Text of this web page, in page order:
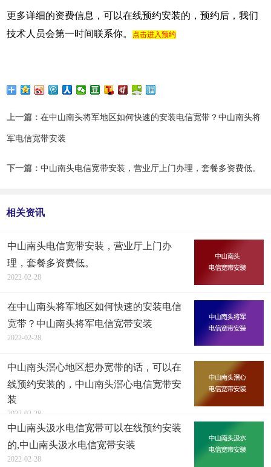
更多详细的资费信息，可以在线预约安装的，预约后，我们
技术人员会第一时间联系你。点击进入预约
上一篇：在中山南头将军地区如何快速的安装电信宽带？中山南头将
军电信宽带安装
下一篇：中山南头电信宽带安装，营业厅上门办理，套餐多资费低。
相关资讯
中山南头电信宽带安装，营业厅上门办
理，套餐多资费低。
2022-02-28
在中山南头将军地区如何快速的安装电信
宽带？中山南头将军电信宽带安装
2022-02-28
中山南头滘心地区想办宽带的话，可以在
线预约安装的，中山南头滘心电信宽带安
装
2022-02-28
中山南头汲水电信宽带可以在线预约安装
的,中山南头汲水电信宽带安装
2022-02-28